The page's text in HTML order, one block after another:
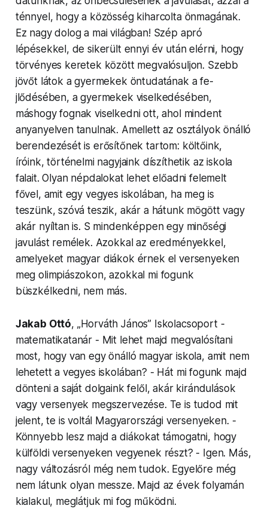
ténnyel, hogy a közösség kiharcolta önmagának.
Ez nagy dolog a mai világban! Szép apró
lépésekkel, de sikerült ennyi év után elérni, hogy
törvényes keretek között meg­való­suljon. Szebb
jövőt látok a gyermekek ön­tu­datá­nak a fe­
jlődésében, a gyermekek viselkedésében,
máshogy fognak viselkedni ott, ahol mindent
anyanyel­ven tanulnak. Amellett az osztályok önálló
beren­dezését is erősítőnek ­tar­tom: költőink,
íróink, történelmi nagyjaink díszí­thetik az iskola
falait. Olyan népdalokat lehet előadni felemelt
fővel, amit egy vegyes iskolában, ha meg is
teszünk, szóvá teszik, akár a hátunk mögött vagy
akár nyíltan is. S min­denkép­pen egy minőségi
javulást remélek. Azokkal az ered­ményekkel,
amelyeket magyar diákok érnek el versenyeken
meg olimpiás­zokon, azokkal mi fogunk
büszkélked­ni, nem más.
Jakab Ottó, „Horváth János” Isko­lac­so­port -
matem­atikatanár - Mit lehet majd meg­valósí­tani
most, hogy van egy önálló magyar iskola, amit nem
lehetett a vegyes iskolában? - Hát mi fogunk majd
dönteni a saját dolgaink felől, akár kirán­dulá­sok
vagy versenyek megsz­ervezése. Te is tudod mit
jelent, te is voltál Mag­yarorszá­gi versenyeken. -
Könnyebb lesz majd a diákokat támogatni, hogy
külföldi versenyeken vegyenek részt? - Igen. Más,
nagy vál­tozás­ról még nem tudok. Egyelőre még
nem látunk olyan messze. Majd az évek folyamán
kialakul, meglátjuk mi fog működni.